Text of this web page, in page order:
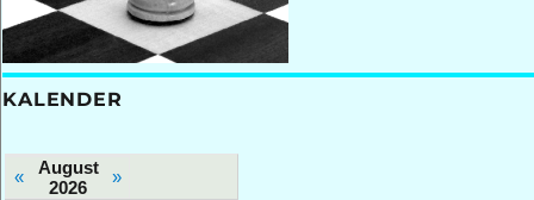
KALENDER
«
August
2026
»